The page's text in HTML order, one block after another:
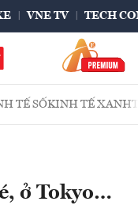
VNE TV TECH
TẾ SỐKINH TẾ XANH
ở Tokyo…